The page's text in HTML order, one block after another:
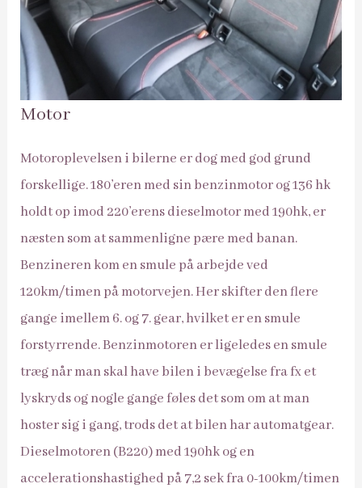
Motor
Motoroplevelsen i bilerne er dog med god grund
forskellige. 180’eren med sin benzinmotor og 136 hk
holdt op imod 220’erens dieselmotor med 190hk, er
næsten som at sammenligne pære med banan.
Benzineren kom en smule på arbejde ved
120km/timen på motorvejen. Her skifter den flere
gange imellem 6. og 7. gear, hvilket er en smule
forstyrrende. Benzinmotoren er ligeledes en smule
træg når man skal have bilen i bevægelse fra fx et
lyskryds og nogle gange føles det som om at man
hoster sig i gang, trods det at bilen har automatgear.
Dieselmotoren (B220) med 190hk og en
accelerationshastighed på 7,2 sek fra 0-100km/timen